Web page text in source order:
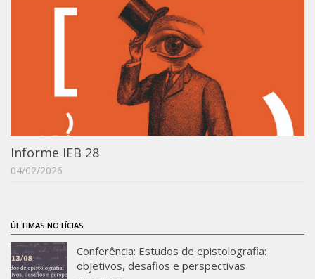
IEBinário
Hackathon e Edit-a-thon
Xilogoritmo
Slam de Corda
Wikimedia e Wikidata
LABIEB
Eventos
Núcleos de Atividades
Informe IEB 28
04/02/2026
ÚLTIMAS NOTÍCIAS
Conferência: Estudos de epistolografia:
objetivos, desafios e perspectivas